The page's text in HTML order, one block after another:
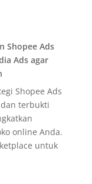
Shopee Ads
Ads agar
Shopee Ads
terbukti
online Anda.
untuk